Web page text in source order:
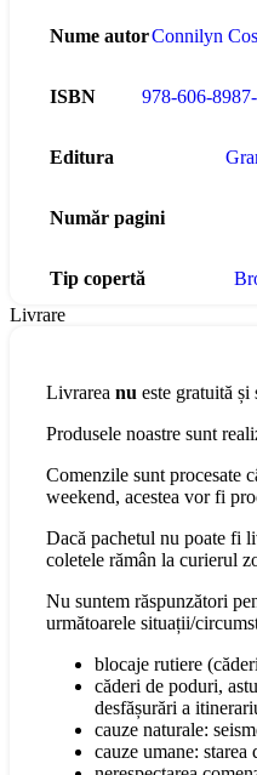
Nume autorConnilyn
ISBN 978-606-
Editura
Număr pagini
Tip copertă
Livrare
Livrarea nu este gratuită
Produsele noastre sunt
Comenzile sunt procesate
weekend, acestea vor fi
Dacă pachetul nu poate fi
coletele rămân la curierul
Nu suntem răspunzători
următoarele situații/
blocaje rutiere
căderi de poduri,
desfășurări a
cauze naturale:
cauze umane: